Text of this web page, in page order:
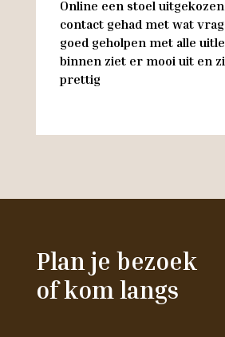
Online een stoel
contact gehad met wat
goed geholpen met alle
binnen ziet er mooi uit en
prettig
Plan je bezoek
of kom langs